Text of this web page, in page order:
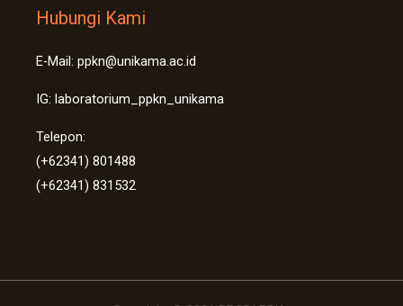
Hubungi Kami
E-Mail: ppkn@unikama.ac.id
IG: laboratorium_ppkn_unikama
Telepon:
(+62341) 801488
(+62341) 831532